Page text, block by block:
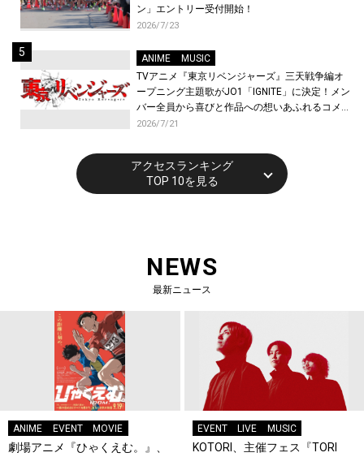
ン」エントリー受付開始！
2026/7/23
ANIME
MUSIC
TVアニメ『東京リベンジャーズ』三天戦争編オ
ープニング主題歌がJO1「IGNITE」に決定！メン
バー全員から喜びと作品への想いあふれるコメン
トが到着！9月に東京・大阪で先行上映会を開
2026/7/21
アクセスランキング
TOP 10を見る
NEWS
最新ニュース
ANIME EVENT MOVIE
劇場アニメ『ひゃくえむ。』、
EVENT LIVE MUSIC
KOTORI、主催フェス『TORI